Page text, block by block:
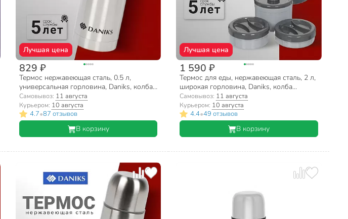
Лучшая цена
829 ₽
Термос нержавеющая сталь, 0.5 л,
универсальная горловина, Daniks, колба
нержавеющая сталь, серебристый, SL-50Z
Самовывоз: 11 августа
Курьером: 10 августа
4.7•87 отзывов
В корзину
Лучшая цена
1 590 ₽
Термос для еды, нержавеющая сталь, 2 л,
широкая горловина, Daniks, колба
нержавеющая сталь, с ложкой и вилкой,
серебристый, SL-200MY
Самовывоз: 11 августа
Курьером: 10 августа
4.4•49 отзывов
В корзину